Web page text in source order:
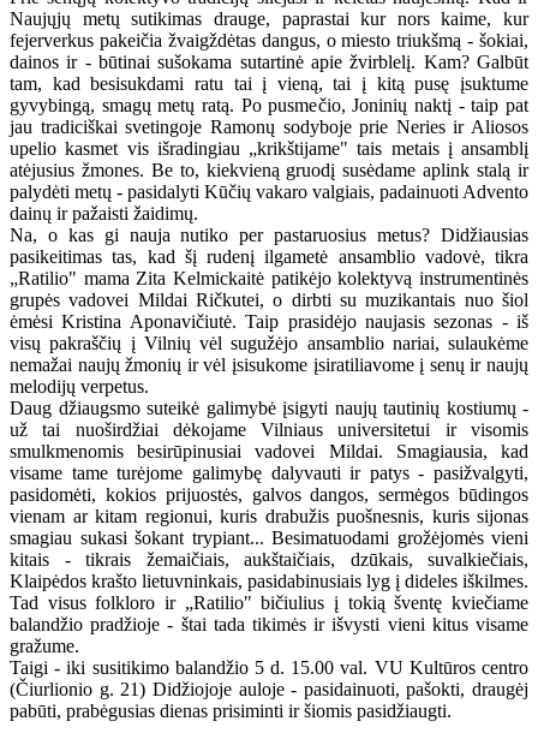
Naujųjų metų sutikimas drauge, paprastai kur nors kaime, kur
fejerverkus pakeičia žvaigždėtas dangus, o miesto triukšmą - šokiai,
dainos ir - būtinai sušokama sutartinė apie žvirblelį. Kam? Galbūt
tam, kad besisukdami ratu tai į vieną, tai į kitą pusę įsuktume
gyvybingą, smagų metų ratą. Po pusmečio, Joninių naktį - taip pat
jau tradiciškai svetingoje Ramonų sodyboje prie Neries ir Aliosos
upelio kasmet vis išradingiau „krikštijame" tais metais į ansamblį
atėjusius žmones. Be to, kiekvieną gruodį susėdame aplink stalą ir
palydėti metų - pasidalyti Kūčių vakaro valgiais, padainuoti Advento
dainų ir pažaisti žaidimų.
Na, o kas gi nauja nutiko per pastaruosius metus? Didžiausias
pasikeitimas tas, kad šį rudenį ilgametė ansamblio vadovė, tikra
„Ratilio" mama Zita Kelmickaitė patikėjo kolektyvą instrumentinės
grupės vadovei Mildai Ričkutei, o dirbti su muzikantais nuo šiol
ėmėsi Kristina Aponavičiutė. Taip prasidėjo naujasis sezonas - iš
visų pakraščių į Vilnių vėl sugužėjo ansamblio nariai, sulaukėme
nemažai naujų žmonių ir vėl įsisukome įsiratiliavome į senų ir naujų
melodijų verpetus.
Daug džiaugsmo suteikė galimybė įsigyti naujų tautinių kostiumų -
už tai nuoširdžiai dėkojame Vilniaus universitetui ir visomis
smulkmenomis besirūpinusiai vadovei Mildai. Smagiausia, kad
visame tame turėjome galimybę dalyvauti ir patys - pasižvalgyti,
pasidomėti, kokios prijuostės, galvos dangos, sermėgos būdingos
vienam ar kitam regionui, kuris drabužis puošnesnis, kuris sijonas
smagiau sukasi šokant trypiant... Besimatuodami grožėjomės vieni
kitais - tikrais žemaičiais, aukštaičiais, dzūkais, suvalkiečiais,
Klaipėdos krašto lietuvninkais, pasidabinusiais lyg į dideles iškilmes.
Tad visus folkloro ir „Ratilio" bičiulius į tokią šventę kviečiame
balandžio pradžioje - štai tada tikimės ir išvysti vieni kitus visame
gražume.
Taigi - iki susitikimo balandžio 5 d. 15.00 val. VU Kultūros centro
(Čiurlionio g. 21) Didžiojoje auloje - pasidainuoti, pašokti, draugėj
pabūti, prabėgusias dienas prisiminti ir šiomis pasidžiaugti.